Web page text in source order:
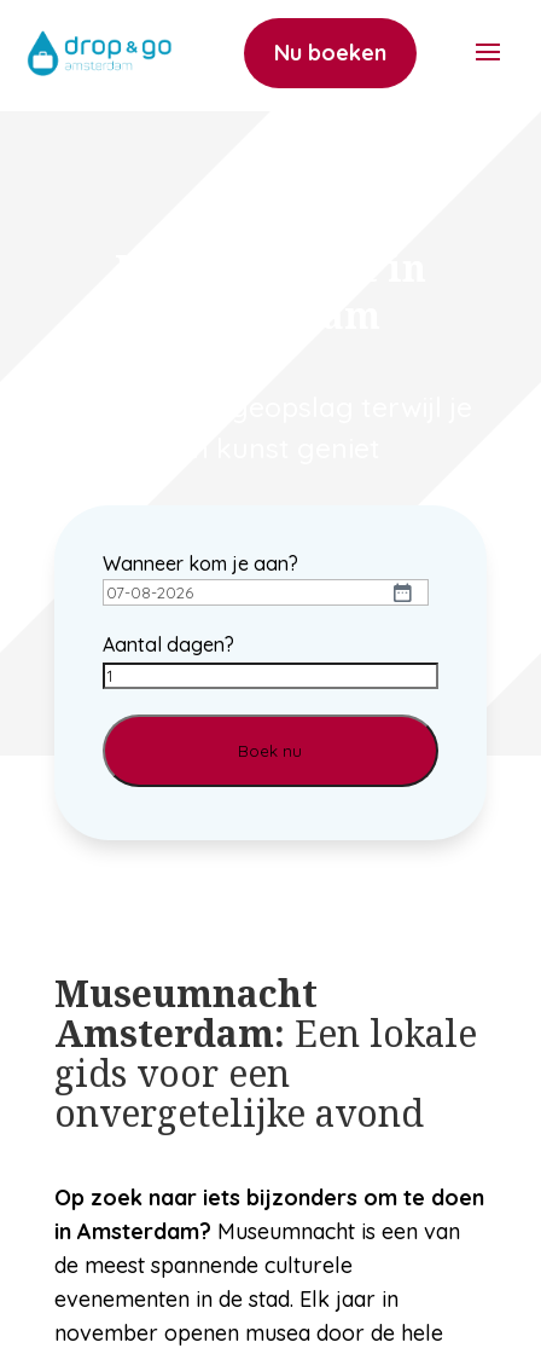
Nu boeken
Wanneer kom je aan?
DD
dash
MM
dash
JJJJ
Aantal dagen?
Museumnacht
Amsterdam: Een lokale
gids voor een
onvergetelijke avond
Op zoek naar iets bijzonders om te doen
in Amsterdam? Museumnacht is een van
de meest spannende culturele
evenementen in de stad. Elk jaar in
november openen musea door de hele